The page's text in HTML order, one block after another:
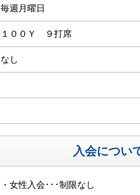
毎週月曜日
１００Ｙ ９打席
なし
入会につい
・女性入会･･･制限なし